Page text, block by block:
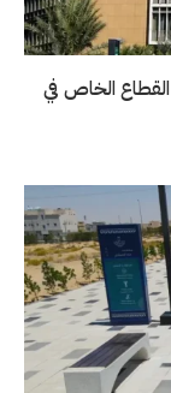
الخاص في